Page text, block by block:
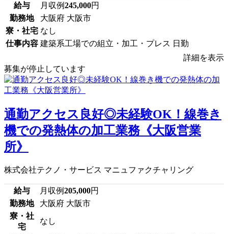
給与 月収例245,000円
勤務地
大阪府 大阪市
寮・社宅 なし
仕事内容 建築系工場での組立・加工・プレス 日勤
詳細を表示
募集が停止しています
通勤アクセス良好◎未経験OK！線巻き
機での発熱体の加工業務《大阪営業
所》
株式会社テクノ・サービス マニュファクチャリング
給与 月収例205,000円
勤務地
大阪府 大阪市
寮・社
宅
なし